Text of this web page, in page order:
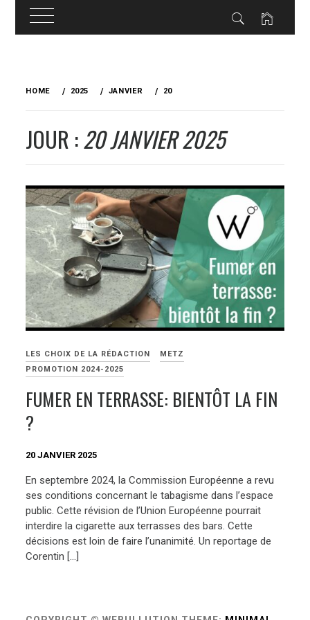
HOME 2025 JANVIER 20
JOUR :20 JANVIER 2025
LES CHOIX DE LA RÉDACTION
METZ
PROMOTION 2024-2025
FUMER EN TERRASSE: BIENTÔT LA FIN
?
20 JANVIER 2025
En septembre 2024, la Commission Européenne a revu
ses conditions concernant le tabagisme dans l’espace
public. Cette révision de l’Union Européenne pourrait
interdire la cigarette aux terrasses des bars. Cette
décisions est loin de faire l’unanimité. Un reportage de
Corentin […]